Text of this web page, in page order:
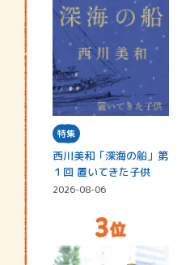
特集
西川美和「深海の船」第
１回 置いてきた子供
2026-08-06